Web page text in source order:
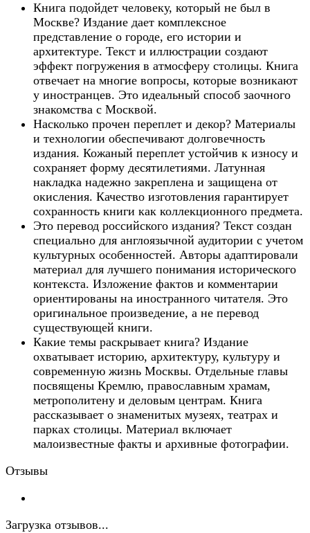
Книга подойдет человеку, который не был в
Москве? Издание дает комплексное
представление о городе, его истории и
архитектуре. Текст и иллюстрации создают
эффект погружения в атмосферу столицы. Книга
отвечает на многие вопросы, которые возникают
у иностранцев. Это идеальный способ заочного
знакомства с Москвой.
Насколько прочен переплет и декор? Материалы
и технологии обеспечивают долговечность
издания. Кожаный переплет устойчив к износу и
сохраняет форму десятилетиями. Латунная
накладка надежно закреплена и защищена от
окисления. Качество изготовления гарантирует
сохранность книги как коллекционного предмета.
Это перевод российского издания? Текст создан
специально для англоязычной аудитории с учетом
культурных особенностей. Авторы адаптировали
материал для лучшего понимания исторического
контекста. Изложение фактов и комментарии
ориентированы на иностранного читателя. Это
оригинальное произведение, а не перевод
существующей книги.
Какие темы раскрывает книга? Издание
охватывает историю, архитектуру, культуру и
современную жизнь Москвы. Отдельные главы
посвящены Кремлю, православным храмам,
метрополитену и деловым центрам. Книга
рассказывает о знаменитых музеях, театрах и
парках столицы. Материал включает
малоизвестные факты и архивные фотографии.
Отзывы
Загрузка отзывов...